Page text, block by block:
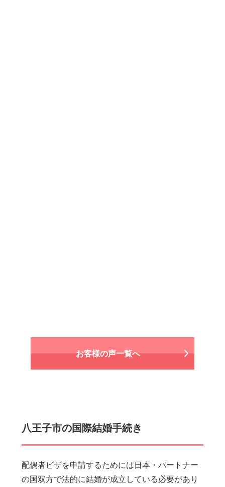
お客様の声一覧へ
八王子市の国際結婚手続き
配偶者ビザを申請するためには日本・パートナー
の国双方で法的に結婚が成立している必要があり